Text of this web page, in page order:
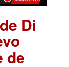
Di
de